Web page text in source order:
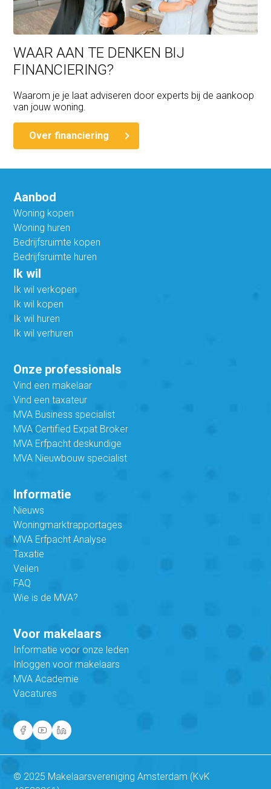
WAAR AAN TE DENKEN BIJ
FINANCIERING?
Waarom je je laat adviseren door experts bij de aankoop
van jouw woning.
Over financiering
Aanbod
Woning kopen
Woning huren
Bedrijfsruimte kopen
Bedrijfsruimte huren
Ik wil
Ik wil verkopen
Ik wil kopen
Ik wil huren
Ik wil verhuren
Onze professionals
Vind een makelaar
Vind een taxateur
MVA Business specialist
MVA Certified Expat Broker
MVA Erfpacht deskundige
MVA Nieuwbouw specialist
Informatie
Nieuws
Woningmarktrapportages
MVA Erfpacht Analyse
Taxatie
Veilen
FAQ
Wie is de MVA?
Voor makelaars
Informatie voor onze leden
Inloggen voor makelaars
MVA Academie
Vacatures
© 2025 Makelaarsvereniging Amsterdam (KvK